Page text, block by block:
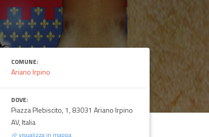
COMUNE:
Ariano Irpino
DOVE:
Piazza Plebiscito, 1, 83031 Ariano Irpino
AV, Italia
visualizza in mappa